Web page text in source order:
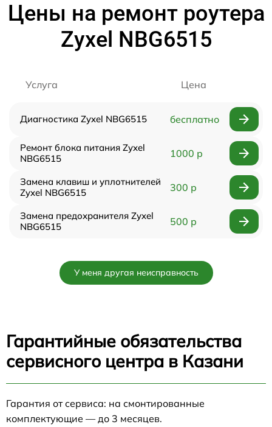
Цены на ремонт роутера
Zyxel NBG6515
Услуга Цена
Диагностика Zyxel NBG6515 бесплатно
Ремонт блока питания Zyxel
NBG6515
1000 р
Замена клавиш и уплотнителей
Zyxel NBG6515
300 р
Замена предохранителя Zyxel
NBG6515
500 р
У меня другая неисправность
Гарантийные обязательства
сервисного центра в Казани
Гарантия от сервиса: на смонтированные
комплектующие — до 3 месяцев.